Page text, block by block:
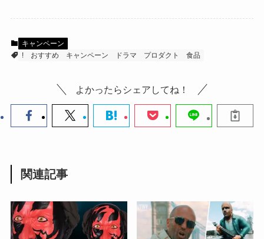
キャンペーン
!
おすすめ キャンペーン ドラマ プロダクト 食品
よかったらシェアしてね！
関連記事